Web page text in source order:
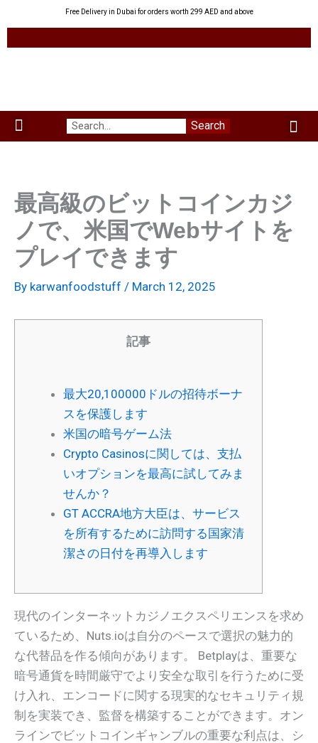
to
content
Free Delivery in Dubai for orders worth 299 AED and above
Menu Search
最高級のビットコインカジ
ノで、米国でWebサイトを
プレイできます
By karwanfoodstuff / March 12, 2025
記事
最大20,100000ドルの招待ボーナ
スを保護します
米国の暗号ゲーム法
Crypto Casinosに関しては、支払
いオプションを最高に試してみま
せんか？
GT ACCRA地方大臣は、サービス
を所有するために訪問する国家清
潔さの日付を再導入します
現代のインターネットカジノエクスペリエンスを求め
ているため、Nuts.ioは自分のペースで選択の魅力的
な代替品を作る傾向があります。 Betplayは、重要な
暗号通貨を時間厳守でより安全な取引を行うために受
け入れ、エンコードに関する現実的なセキュリティ規
制を実装でき、監督を構築することができます。オン
ラインでビットコインギャンブルの重要な利点は、シ